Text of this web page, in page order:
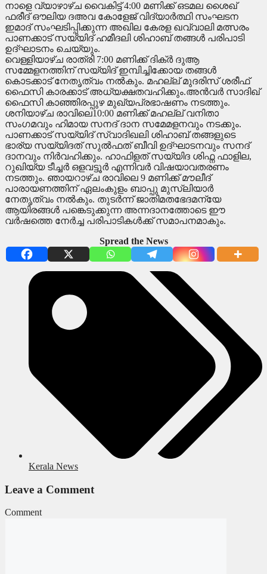
നാളെ വ്യാഴാഴ്ച വൈകിട്ട് 4:00 മണിക്ക് ഒടമല ശൈഖ്
ഫരീദ് ഔലിയ ദഅവ കോളേജ് വിദ്യാർത്ഥി സംഘടന
ഇമാദ് സംഘടിപ്പിക്കുന്ന അഖില കേരള ഖവ്വാലി മത്സരം
പാണക്കാട് സയ്യിദ് ഹമീദലി ശിഹാബ് തങ്ങൾ പരിപാടി
ഉദ്ഘാടനം ചെയ്യും.
വെള്ളിയാഴ്ച രാത്രി 7:00 മണിക്ക് ദിക്ർ ദുആ
സമ്മേളനത്തിന് സയ്യിദ് ഇമ്പിച്ചിക്കോയ തങ്ങൾ
കൊടക്കാട് നേതൃത്വം നൽകും. മഹല്ല് മുദരിസ് ശരീഫ്
ഫൈസി കാരക്കാട് അധ്യക്ഷതവഹിക്കും.അൻവർ സാദിഖ്
ഫൈസി കാഞ്ഞിരപ്പുഴ മുഖ്യപ്രഭാഷണം നടത്തും.
ശനിയാഴ്ച രാവിലെ10:00 മണിക്ക് മഹല്ല് വനിതാ
സംഗമവും ഹിമായ സനദ് ദാന സമേമളനവും നടക്കും.
പാണക്കാട് സയ്യിദ് സ്വാദിഖലി ശിഹാബ് തങ്ങളുടെ
ഭാര്യ സയ്യിദത് സുൽഫത് ബീവി ഉദ്ഘാടനവും സനദ്
ദാനവും നിർവഹിക്കും. ഹാഫിളത് സയ്യിദ ശിഫ്ന ഫാളില,
റുഖിയ്യ ടീച്ചർ ഒളവട്ടൂർ എന്നിവർ വിഷയാവതരണം
നടത്തും. ഞായറാഴ്ച രാവിലെ 9 മണിക്ക് മൗലീദ്
പാരായണത്തിന് ഏലംകുളം ബാപ്പു മുസ്ലിയാർ
നേതൃത്വം നൽകും. തുടർന്ന് ജാതിമതഭേദമന്യേ
ആയിരങ്ങൾ പങ്കെടുക്കുന്ന അന്നദാനത്തോടെ ഈ
വർഷത്തെ നേർച്ച പരിപാടികൾക്ക് സമാപനമാകും.
Spread the News
Kerala News
Leave a Comment
Comment